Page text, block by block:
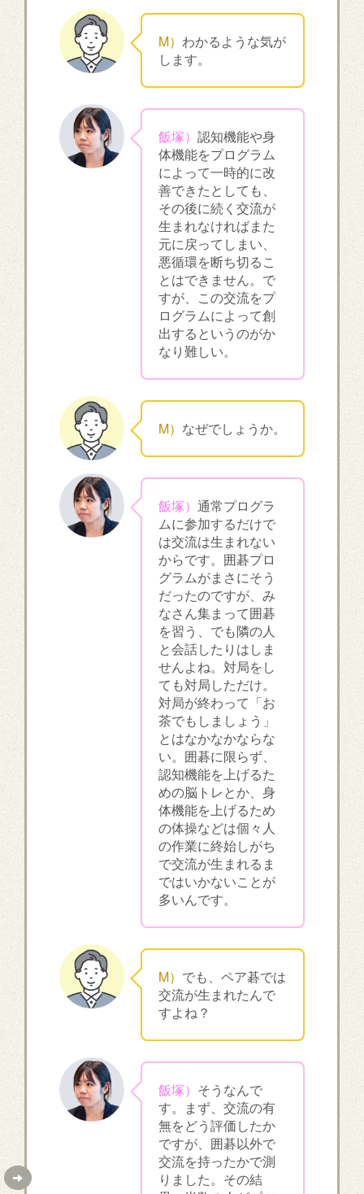
M） わかるような気が
します。
飯塚） 認知機能や身
体機能をプログラム
によって一時的に改
善できたとしても、
その後に続く交流が
生まれなければまた
元に戻ってしまい、
悪循環を断ち切るこ
とはできません。で
すが、この交流をプ
ログラムによって創
出するというのがか
なり難しい。
M） なぜでしょうか。
飯塚） 通常プログラ
ムに参加するだけで
は交流は生まれない
からです。囲碁プロ
グラムがまさにそう
だったのですが、み
なさん集まって囲碁
を習う、でも隣の人
と会話したりはしま
せんよね。対局をし
ても対局しただけ。
対局が終わって「お
茶でもしましょう」
とはなかなかならな
い。囲碁に限らず、
認知機能を上げるた
めの脳トレとか、身
体機能を上げるため
の体操などは個々人
の作業に終始しがち
で交流が生まれるま
ではいかないことが
多いんです。
M） でも、ペア碁では
交流が生まれたんで
すよね？
飯塚） そうなんで
す。まず、交流の有
無をどう評価したか
ですが、囲碁以外で
交流を持ったかで測
りました。その結